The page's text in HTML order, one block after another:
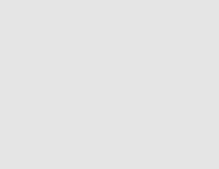
og lukke
og lukke